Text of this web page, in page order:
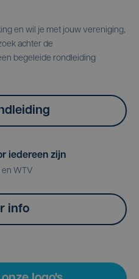
en wil je met jouw vereniging,
achter de
begeleide rondleiding
iedereen zijn
en WTV
info